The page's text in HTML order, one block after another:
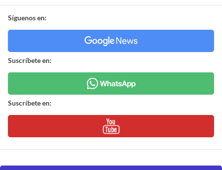
Síguenos en:
Suscríbete en:
Suscríbete en: